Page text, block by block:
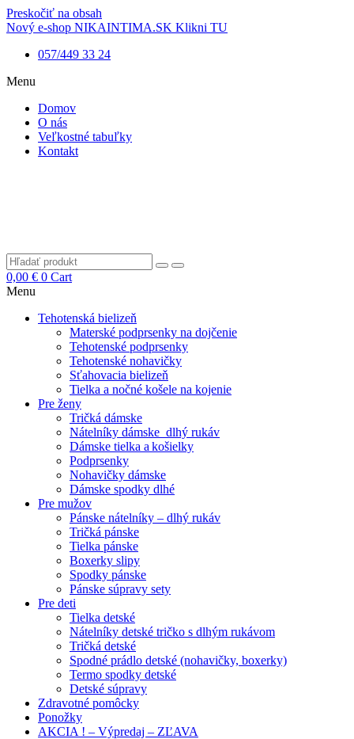
Preskočiť na obsah
Nový e-shop NIKAINTIMA.SK Klikni TU
057/449 33 24
Menu
Domov
O nás
Veľkostné tabuľky
Kontakt
0,00 € 0 Cart
Menu
Tehotenská bielizeň
Materské podprsenky na dojčenie
Tehotenské podprsenky
Tehotenské nohavičky
Sťahovacia bielizeň
Tielka a nočné košele na kojenie
Pre ženy
Tričká dámske
Nátelníky dámske dlhý rukáv
Dámske tielka a košielky
Podprsenky
Nohavičky dámske
Dámske spodky dlhé
Pre mužov
Pánske nátelníky – dlhý rukáv
Tričká pánske
Tielka pánske
Boxerky slipy
Spodky pánske
Pánske súpravy sety
Pre deti
Tielka detské
Nátelníky detské tričko s dlhým rukávom
Tričká detské
Spodné prádlo detské (nohavičky, boxerky)
Termo spodky detské
Detské súpravy
Zdravotné pomôcky
Ponožky
AKCIA ! – Výpredaj – ZĽAVA